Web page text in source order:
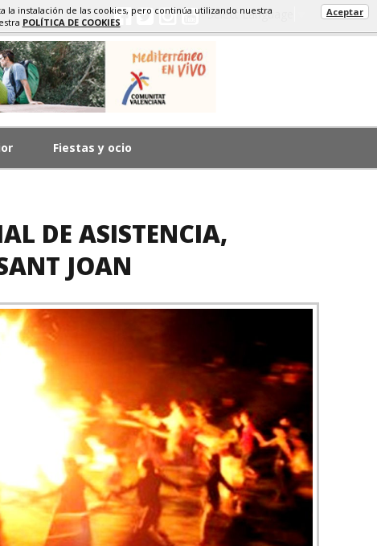
Select Language
Fiestas y ocio
DE ASISTENCIA,
JOAN
la instalación de las cookies, pero continúa utilizando nuestra
POLÍTICA DE COOKIES
Aceptar